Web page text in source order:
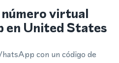
número virtual
en United States
con un código de